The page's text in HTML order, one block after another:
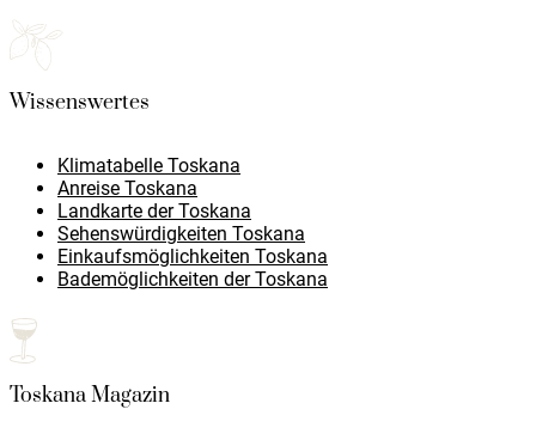
Wissenswertes
Klimatabelle Toskana
Anreise Toskana
Landkarte der Toskana
Sehenswürdigkeiten Toskana
Einkaufsmöglichkeiten Toskana
Bademöglichkeiten der Toskana
Toskana Magazin